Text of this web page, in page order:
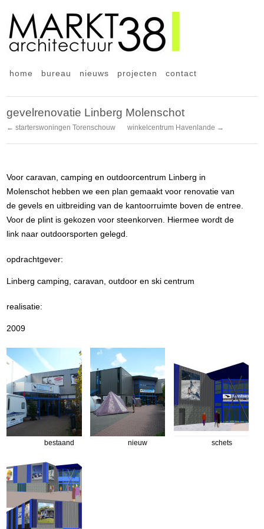
home bureau nieuws projecten contact
gevelrenovatie Linberg Molenschot
← starterswoningen Torenschouw winkelcentrum Havenlande →
Voor caravan, camping en outdoorcentrum Linberg in
Molenschot hebben we een plan gemaakt voor renovatie van
de gevels en uitbreiding van de kantoorruimte boven de entree.
Voor de plint is gekozen voor steenkorven. Hiermee wordt de
link naar outdoorsporten gelegd.
opdrachtgever:
Linberg camping, caravan, outdoor en ski centrum
realisatie:
2009
bestaand nieuw schets